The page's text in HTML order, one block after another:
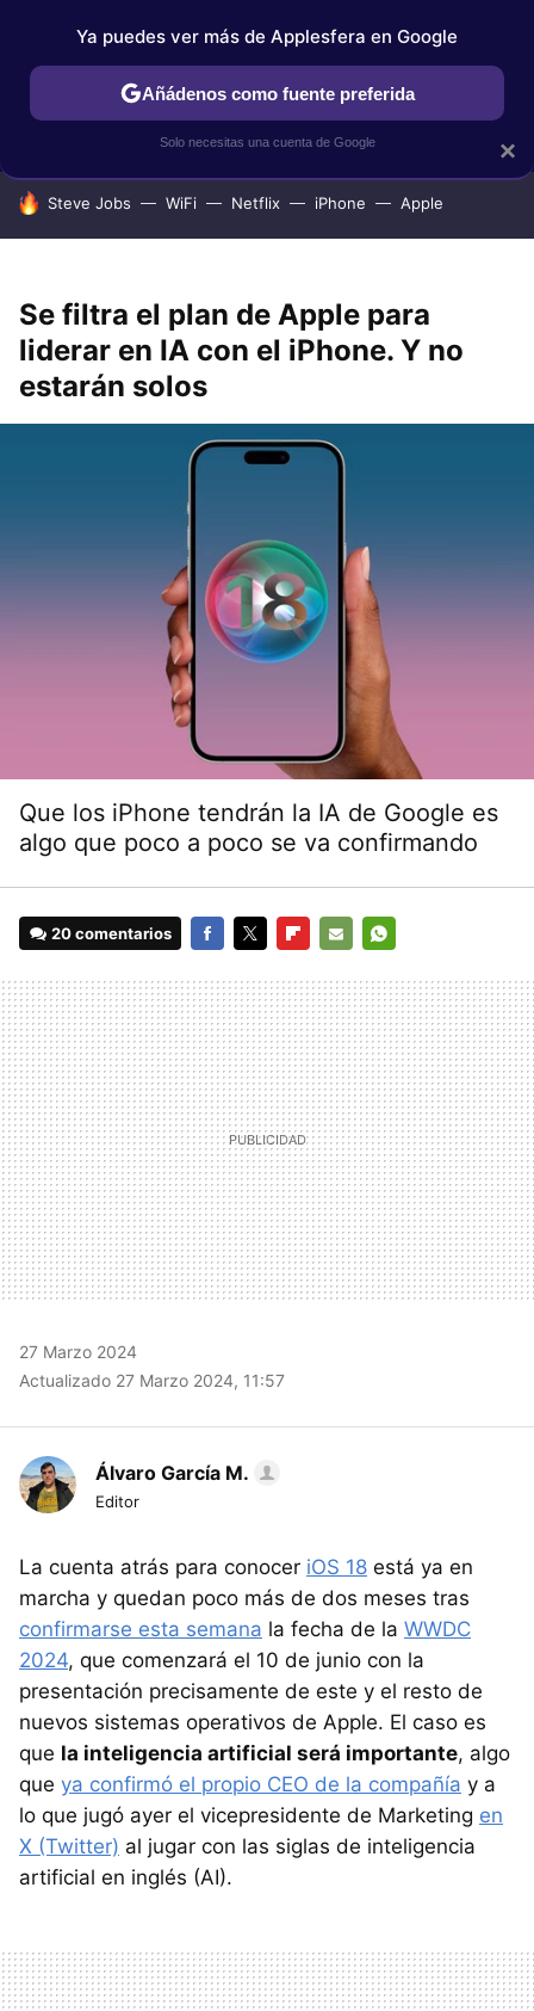
IPHONE TUTORIALES APPLESFERA SELECCIÓN
HOY SE HABLA DE
Steve Jobs WiFi Netflix iPhone Apple
Se filtra el plan de Apple para
liderar en IA con el iPhone. Y no
estarán solos
Que los iPhone tendrán la IA de Google es
algo que poco a poco se va confirmando
20 comentarios
MAIL
27 Marzo 2024
Actualizado 27 Marzo 2024, 11:57
Álvaro García M.
Editor
La cuenta atrás para conocer iOS 18 está ya en
marcha y quedan poco más de dos meses tras
confirmarse esta semana la fecha de la WWDC
2024, que comenzará el 10 de junio con la
presentación precisamente de este y el resto de
nuevos sistemas operativos de Apple. El caso es
que la inteligencia artificial será importante, algo
que ya confirmó el propio CEO de la compañía y a
lo que jugó ayer el vicepresidente de Marketing en
X (Twitter) al jugar con las siglas de inteligencia
artificial en inglés (AI).
×
Ya puedes ver más de Applesfera en Google
Añádenos como fuente preferida
Solo necesitas una cuenta de Google